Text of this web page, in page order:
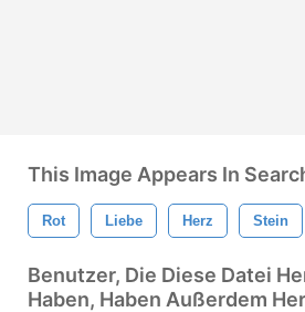
This Image Appears In
Rot Liebe Herz Stein
Benutzer, Die Diese Datei
Haben, Haben Außerdem